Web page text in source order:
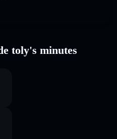
toly's minutes